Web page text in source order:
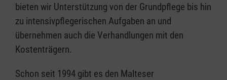
bieten wir Unterstützung von der Grundpflege bis hin
zu intensivpflegerischen Aufgaben an und
übernehmen auch die Verhandlungen mit den
Kostenträgern.
Schon seit 1994 gibt es den Malteser